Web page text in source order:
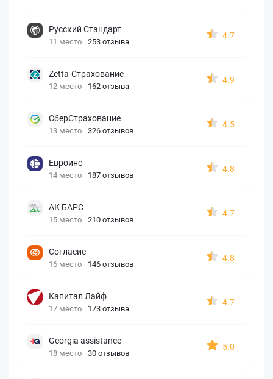
Русский Стандарт
11 место 253 отзыва
4.7
Zetta-Страхование
12 место 162 отзыва
4.9
СберСтрахование
13 место 326 отзывов
4.5
Евроинс
14 место 187 отзывов
4.8
АК БАРС
15 место 210 отзывов
4.7
Согласие
16 место 146 отзывов
4.8
Капитал Лайф
17 место 173 отзыва
4.7
Georgia assistance
18 место 30 отзывов
5.0